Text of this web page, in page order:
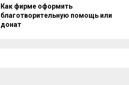
Как фирме оформить
благотворительную помощь или
донат